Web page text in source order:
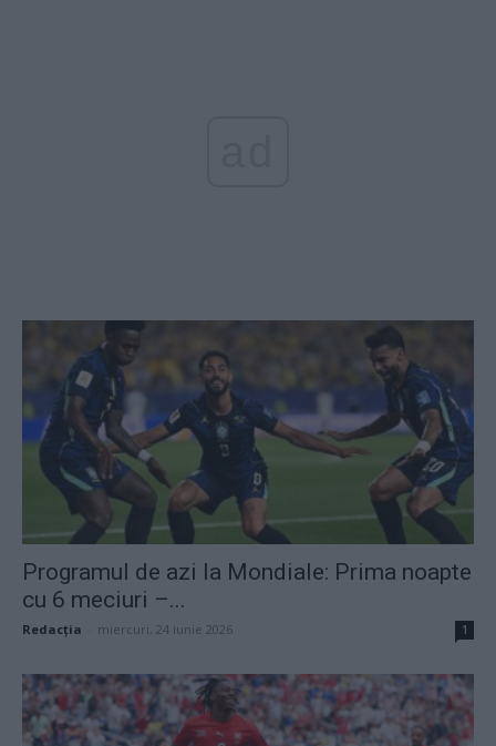
Programul de azi la Mondiale: Prima noapte
cu 6 meciuri –...
Redacţia miercuri, 24 iunie 2026 1